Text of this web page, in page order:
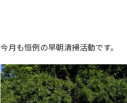
今月も恒例の早朝清掃活動です。